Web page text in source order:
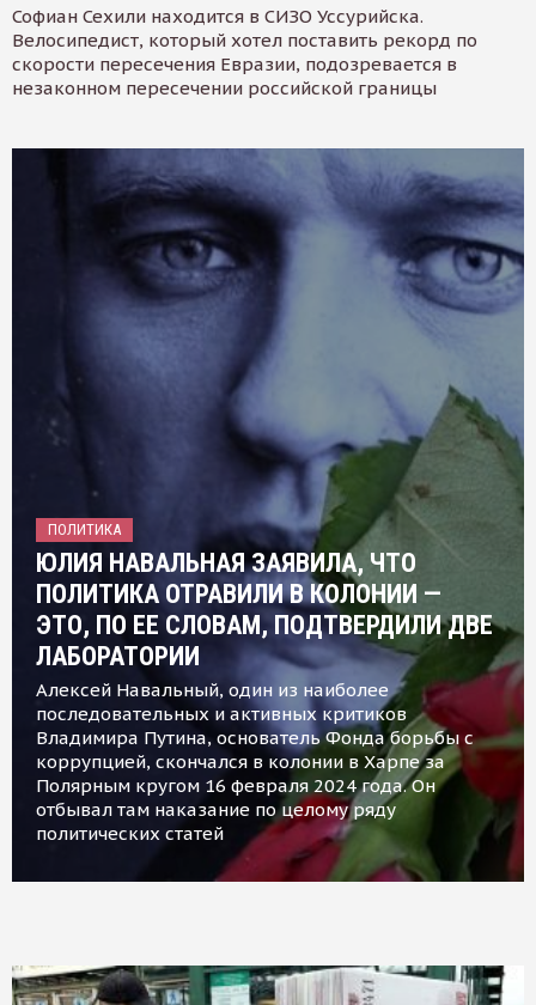
Софиан Сехили находится в СИЗО Уссурийска.
Велосипедист, который хотел поставить рекорд по
скорости пересечения Евразии, подозревается в
незаконном пересечении российской границы
ПОЛИТИКА
ЮЛИЯ НАВАЛЬНАЯ ЗАЯВИЛА, ЧТО
ПОЛИТИКА ОТРАВИЛИ В КОЛОНИИ —
ЭТО, ПО ЕЕ СЛОВАМ, ПОДТВЕРДИЛИ ДВЕ
ЛАБОРАТОРИИ
Алексей Навальный, один из наиболее
последовательных и активных критиков
Владимира Путина, основатель Фонда борьбы с
коррупцией, скончался в колонии в Харпе за
Полярным кругом 16 февраля 2024 года. Он
отбывал там наказание по целому ряду
политических статей